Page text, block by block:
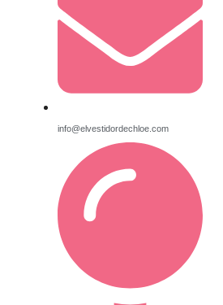
info@elvestidordechloe.com